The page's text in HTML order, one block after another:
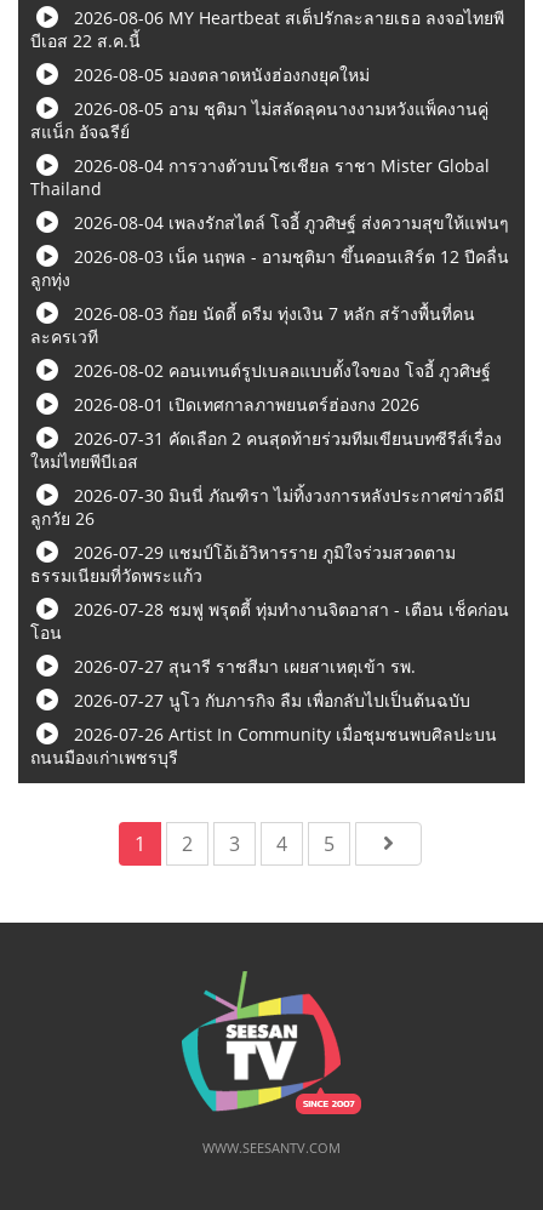
2026-08-06 MY Heartbeat สเต็ปรักละลายเธอ ลงจอไทยพี
บีเอส 22 ส.ค.นี้
2026-08-05 มองตลาดหนังฮ่องกงยุคใหม่
2026-08-05 อาม ชุติมา ไม่สลัดลุคนางงามหวังแพ็คงานคู่
สแน็ก อัจฉรีย์
2026-08-04 การวางตัวบนโซเชียล ราชา Mister Global
Thailand
2026-08-04 เพลงรักสไตล์ โจอี้ ภูวศิษฐ์ ส่งความสุขให้แฟนๆ
2026-08-03 เน็ค นฤพล - อามชุติมา ขึ้นคอนเสิร์ต 12 ปีคลื่น
ลูกทุ่ง
2026-08-03 ก้อย นัดตี้ ดรีม ทุ่งเงิน 7 หลัก สร้างพื้นที่คน
ละครเวที
2026-08-02 คอนเทนต์รูปเบลอแบบตั้งใจของ โจอี้ ภูวศิษฐ์
2026-08-01 เปิดเทศกาลภาพยนตร์ฮ่องกง 2026
2026-07-31 คัดเลือก 2 คนสุดท้ายร่วมทีมเขียนบทซีรีส์เรื่อง
ใหม่ไทยพีบีเอส
2026-07-30 มินนี่ ภัณฑิรา ไม่ทิ้งวงการหลังประกาศข่าวดีมี
ลูกวัย 26
2026-07-29 แชมป์โอ้เอ้วิหารราย ภูมิใจร่วมสวดตาม
ธรรมเนียมที่วัดพระแก้ว
2026-07-28 ชมฟู พรุตตี้ ทุ่มทำงานจิตอาสา - เตือน เช็คก่อน
โอน
2026-07-27 สุนารี ราชสีมา เผยสาเหตุเข้า รพ.
2026-07-27 นูโว กับภารกิจ ลืม เพื่อกลับไปเป็นต้นฉบับ
2026-07-26 Artist In Community เมื่อชุมชนพบศิลปะบน
ถนนมืองเก่าเพชรบุรี
1 2 3 4 5
WWW.SEESANTV.COM